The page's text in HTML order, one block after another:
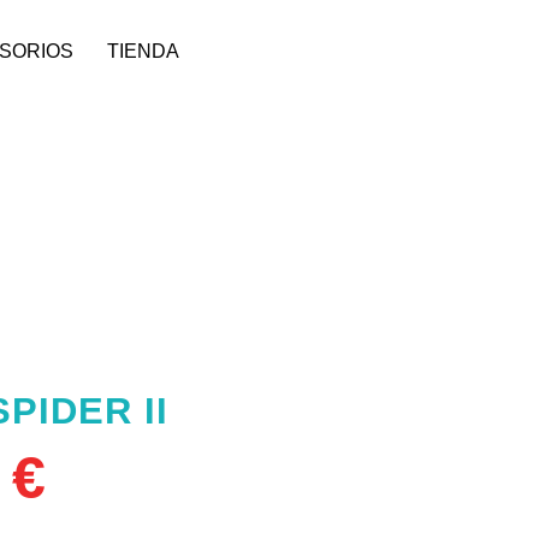
TIENDA
II
€